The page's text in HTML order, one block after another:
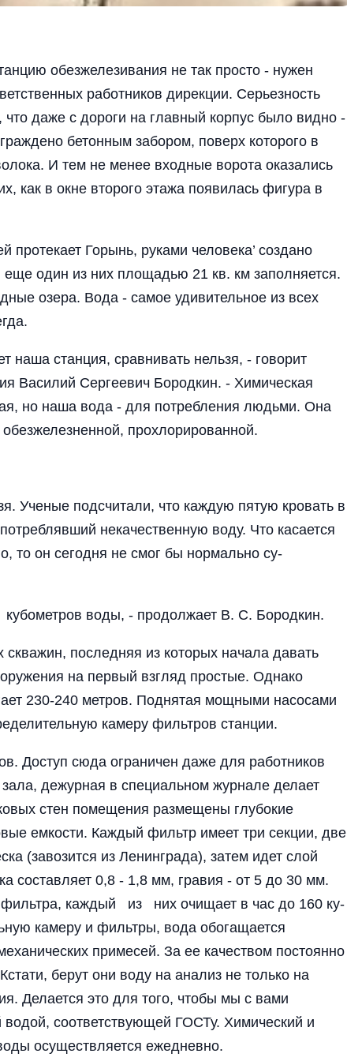
обезжелезивания не так просто - нужен
ра­ботников дирекции. Серь­езность
даже с дороги на главный корпус было вид­но -
бетонным забором, поверх которого в
И тем не менее входные ворота оказались
как в окне второго этажа появилась фигура в
Горынь, руками че­ловека’ создано
один из них площадью 21 кв. км за­полняется.
озера. Вода - самое удивительное из всех
наша станция, сравнивать не­льзя, - говорит
Василий Сер­геевич Бородкин. - Хи­мическая
но наша вода - для по­требления людьми. Она
прохлорированной.
Уче­ные подсчитали, что каж­дую пятую кровать в
некачественную во­ду. Что касается
то он сегодня не смог бы нормально су­
воды, - про­должает В. С. Бородкин.
сква­жин, последняя из кото­рых начала давать
на первый взгляд простые. Однако
230-240 метров. Поднятая мощными насо­сами
камеру фильт­ров станции.
Доступ сюда ограничен даже для работников
де­журная в специальном журнале делает
стен по­мещения размещены глу­бокие
емкости. Каждый фильтр имеет три секции, две
(завозит­ся из Ленинграда), затем идет слой
составляет 0,8 - 1,8 мм, гравия - от 5 до 30 мм.
фи­льтра, каждый из них очищает в час до 160 ку­
каме­ру и фильтры, вода обо­гащается
примесей. За ее качеством постоян­но
берут они воду на анализ не только на
Делается это для того, чтобы мы с вами
водой, соответствующей ГОСТу. Химический и
осуществляе­тся ежедневно.